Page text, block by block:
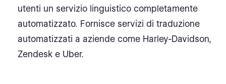
utenti un servizio linguistico completamente
automatizzato. Fornisce servizi di traduzione
automatizzati a aziende come Harley-Davidson,
Zendesk e Uber.